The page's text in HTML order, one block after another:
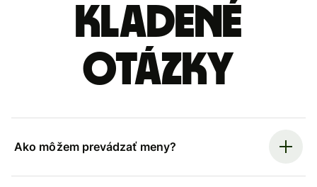
kladené
otázky
Ako môžem prevádzať meny?